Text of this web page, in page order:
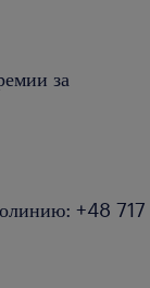
за
+48 717